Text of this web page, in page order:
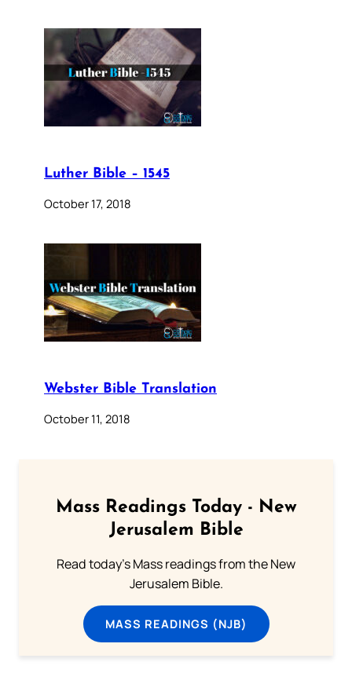
Luther Bible – 1545
October 17, 2018
Webster Bible Translation
October 11, 2018
Mass Readings Today - New
Jerusalem Bible
Read today's Mass readings from the New
Jerusalem Bible.
MASS READINGS (NJB)